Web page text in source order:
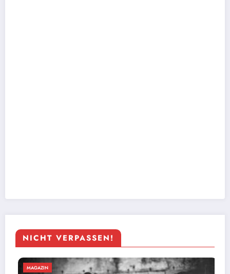
NICHT VERPASSEN!
MAGAZIN